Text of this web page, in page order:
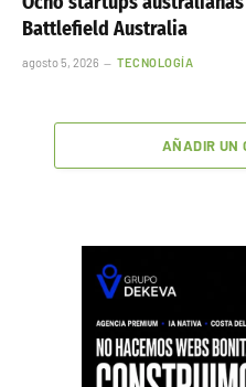
Battlefield Australia
agosto 5, 2026 TECNOLOGÍA
AÑADIR UN